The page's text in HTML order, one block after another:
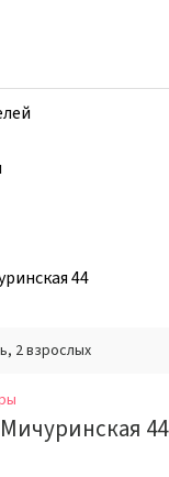
44
, 2 взрослых
44